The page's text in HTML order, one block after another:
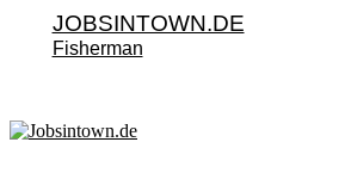
JOBSINTOWN.DE
Fisherman